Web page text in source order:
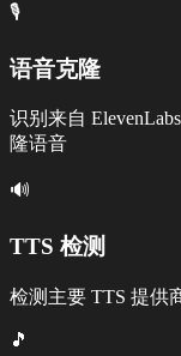
🎙️
语音克隆
识别来自
隆语音
🔊
TTS 检测
检测主要 TTS 提供
🎵